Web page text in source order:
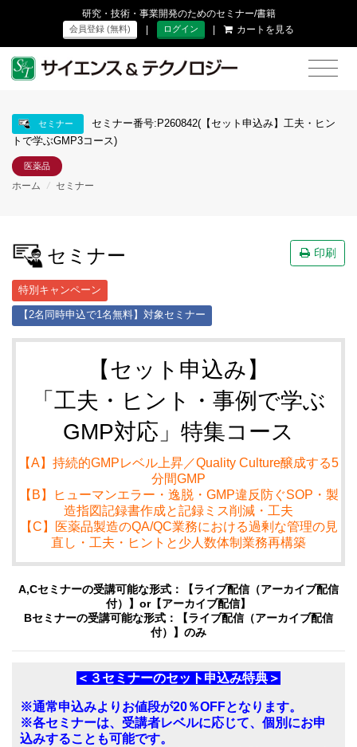
研究・技術・事業開発のためのセミナー/書籍
会員登録 (無料) | ログイン | カートを見る
セミナー
セミナー番号:P260842(【セット申込み】工夫・ヒン
トで学ぶGMP3コース)
医薬品
ホーム / セミナー
セミナー 印刷
特別キャンペーン
【2名同時申込で1名無料】対象セミナー
【セット申込み】
「工夫・ヒント・事例で学ぶ
GMP対応」特集コース
【A】持続的GMPレベル上昇／Quality Culture醸成する5
分間GMP
【B】ヒューマンエラー・逸脱・GMP違反防ぐSOP・製
造指図記録書作成と記録ミス削減・工夫
【C】医薬品製造のQA/QC業務における過剰な管理の見
直し・工夫・ヒントと少人数体制業務再構築
A,Cセミナーの受講可能な形式：【ライブ配信（アーカイブ配信
付）】or【アーカイブ配信】
Bセミナーの受講可能な形式：【ライブ配信（アーカイブ配信
付）】のみ
＜３セミナーのセット申込み特典＞
※通常申込みよりお値段が20％OFFとなります。
※各セミナーは、受講者レベルに応じて、個別にお申
込みすることも可能です。